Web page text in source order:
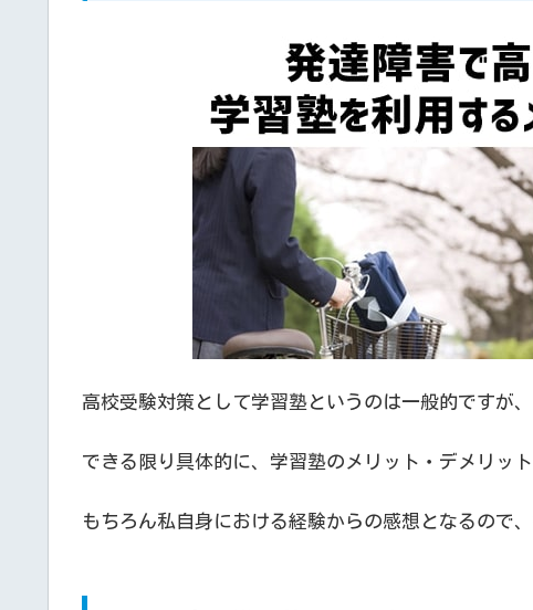
高校受験対策として学習塾というのは一般的ですが
できる限り具体的に、学習塾のメリット・デメリッ
もちろん私自身における経験からの感想となるので